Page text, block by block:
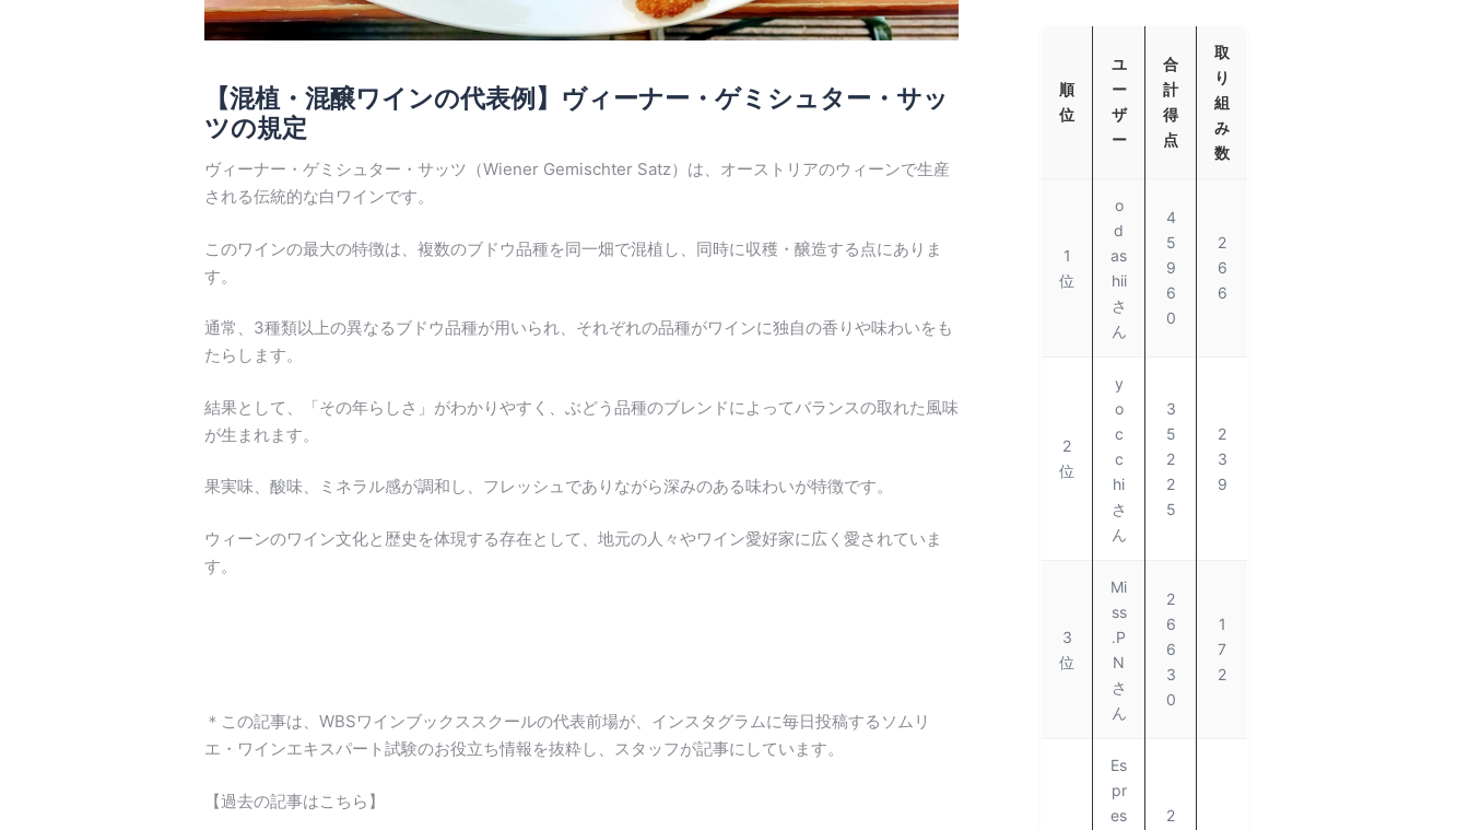
【混植・混醸ワインの代表例】ヴィーナー・ゲミシュター・サッ
ツの規定
ヴィーナー・ゲミシュター・サッツ（Wiener Gemischter Satz）は、オーストリアのウィーンで生産
される伝統的な白ワインです。
このワインの最大の特徴は、複数のブドウ品種を同一畑で混植し、同時に収穫・醸造する点にありま
す。
通常、3種類以上の異なるブドウ品種が用いられ、それぞれの品種がワインに独自の香りや味わいをも
たらします。
結果として、「その年らしさ」がわかりやすく、ぶどう品種のブレンドによってバランスの取れた風味
が生まれます。
果実味、酸味、ミネラル感が調和し、フレッシュでありながら深みのある味わいが特徴です。
ウィーンのワイン文化と歴史を体現する存在として、地元の人々やワイン愛好家に広く愛されていま
す。
＊この記事は、WBSワインブックススクールの代表前場が、インスタグラムに毎日投稿するソムリ
エ・ワインエキスパート試験のお役立ち情報を抜粋し、スタッフが記事にしています。
【過去の記事はこちら】
順
位
ユ
ー
ザ
ー
合
計
得
点
取
り
組
み
数
1
位
o
d
as
hii
さ
ん
4
5
9
6
0
2
6
6
2
位
y
o
c
c
hi
さ
ん
3
5
2
2
5
2
3
9
3
位
Mi
ss
.P
N
さ
ん
2
6
6
3
0
1
7
2
Es
pr
es
2